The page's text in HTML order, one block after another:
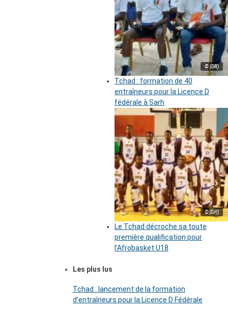
© (DR)
Tchad : formation de 40
entraîneurs pour la Licence D
fédérale à Sarh
© (DR)
Le Tchad décroche sa toute
première qualification pour
l’Afrobasket U18
Les plus lus
Tchad : lancement de la formation
d’entraîneurs pour la Licence D Fédérale